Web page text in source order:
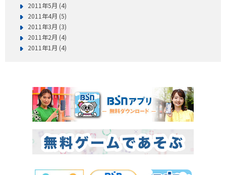
2011年5月 (4)
2011年4月 (5)
2011年3月 (3)
2011年2月 (4)
2011年1月 (4)